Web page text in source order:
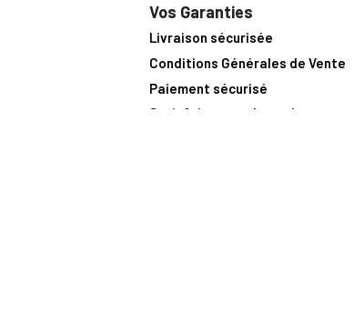
Vos Garanties
Livraison sécurisée
Conditions Générales de Vente
Paiement sécurisé
Satisfait ou remboursé